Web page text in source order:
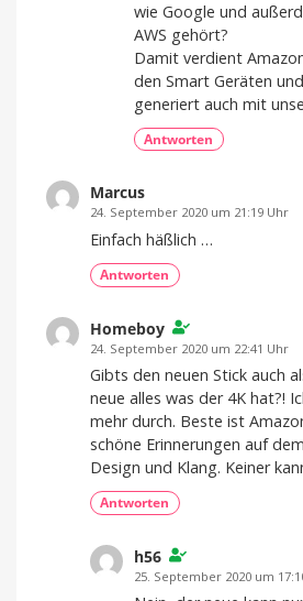
wie Google und
AWS gehört?
Damit verdient
den Smart Geräten
generiert auch mit
Antworten
Marcus
24. September 2020 um 21:19 Uhr
Einfach häßlich …
Antworten
Homeboy
24. September 2020 um 22:41 Uhr
Gibts den neuen Stick auch
neue alles was der 4K hat?!
mehr durch. Beste ist
schöne Erinnerungen auf
Design und Klang. Keiner
Antworten
h56
25. September 2020 um